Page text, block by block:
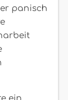
panisch
ein